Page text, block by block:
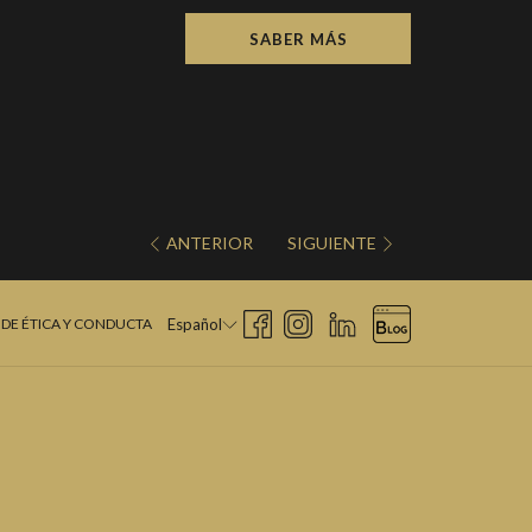
SABER MÁS
ANTERIOR SIGUIENTE
ÉTICA Y CONDUCTA Español